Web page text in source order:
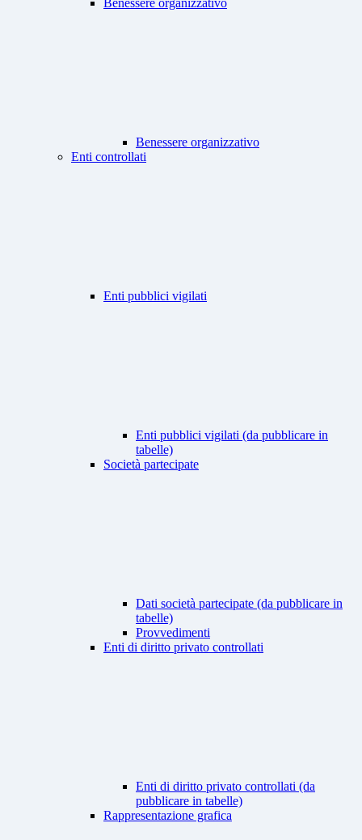
Benessere organizzativo
Benessere organizzativo
Enti controllati
Enti pubblici vigilati
Enti pubblici vigilati (da pubblicare in
tabelle)
Società partecipate
Dati società partecipate (da pubblicare in
tabelle)
Provvedimenti
Enti di diritto privato controllati
Enti di diritto privato controllati (da
pubblicare in tabelle)
Rappresentazione grafica